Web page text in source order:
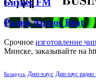
Радио
Аплюс
Beat
Радио Аплюс Beat
Срочное изготовление
Минске, заказывайте на
Беларусь Дип-хаус Дип-хаус радио